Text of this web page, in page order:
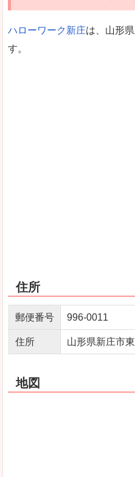
ハローワーク新庄は、山形
す。
住所
郵便番号 996‐0011
住所 山形県新庄市
地図